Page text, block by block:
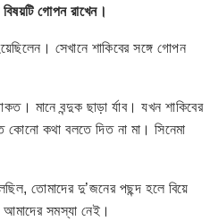
গোপন রাখেন।
সেখানে শাকিবের সঙ্গে গোপন
মানে বন্দুক ছাড়া র্যাব। যখন শাকিবের
কোনো কথা বলতে দিত না মা। সিনেমা
তোমাদের দু’জনের পছন্দ হলে বিয়ে
সমস্যা নেই।